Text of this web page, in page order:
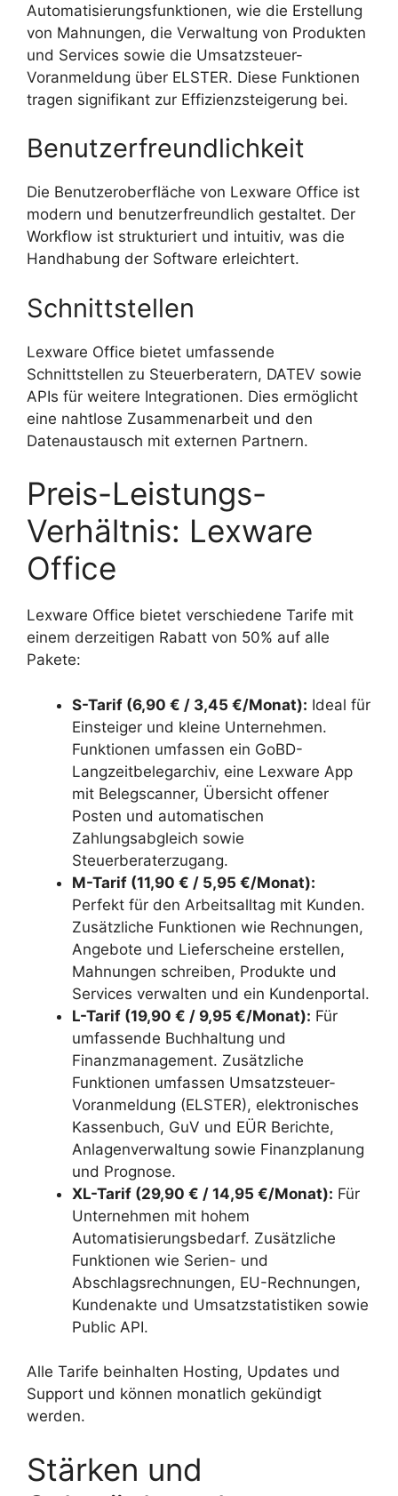
Automatisierungsfunktionen, wie die Erstellung
von Mahnungen, die Verwaltung von Produkten
und Services sowie die Umsatzsteuer-
Voranmeldung über ELSTER. Diese Funktionen
tragen signifikant zur Effizienzsteigerung bei.
Benutzerfreundlichkeit
Die Benutzeroberfläche von Lexware Office ist
modern und benutzerfreundlich gestaltet. Der
Workflow ist strukturiert und intuitiv, was die
Handhabung der Software erleichtert.
Schnittstellen
Lexware Office bietet umfassende
Schnittstellen zu Steuerberatern, DATEV sowie
APIs für weitere Integrationen. Dies ermöglicht
eine nahtlose Zusammenarbeit und den
Datenaustausch mit externen Partnern.
Preis-Leistungs-
Verhältnis: Lexware
Office
Lexware Office bietet verschiedene Tarife mit
einem derzeitigen Rabatt von 50% auf alle
Pakete:
S-Tarif (6,90 € / 3,45 €/Monat): Ideal für
Einsteiger und kleine Unternehmen.
Funktionen umfassen ein GoBD-
Langzeitbelegarchiv, eine Lexware App
mit Belegscanner, Übersicht offener
Posten und automatischen
Zahlungsabgleich sowie
Steuerberaterzugang.
M-Tarif (11,90 € / 5,95 €/Monat):
Perfekt für den Arbeitsalltag mit Kunden.
Zusätzliche Funktionen wie Rechnungen,
Angebote und Lieferscheine erstellen,
Mahnungen schreiben, Produkte und
Services verwalten und ein Kundenportal.
L-Tarif (19,90 € / 9,95 €/Monat): Für
umfassende Buchhaltung und
Finanzmanagement. Zusätzliche
Funktionen umfassen Umsatzsteuer-
Voranmeldung (ELSTER), elektronisches
Kassenbuch, GuV und EÜR Berichte,
Anlagenverwaltung sowie Finanzplanung
und Prognose.
XL-Tarif (29,90 € / 14,95 €/Monat): Für
Unternehmen mit hohem
Automatisierungsbedarf. Zusätzliche
Funktionen wie Serien- und
Abschlagsrechnungen, EU-Rechnungen,
Kundenakte und Umsatzstatistiken sowie
Public API.
Alle Tarife beinhalten Hosting, Updates und
Support und können monatlich gekündigt
werden.
Stärken und